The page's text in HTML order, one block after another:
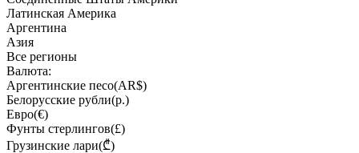
Латинская Америка
Аргентина
Азия
Все регионы
Валюта:
Аргентинские песо(AR$)
Белорусские рубли(р.)
Евро(€)
Фунты стерлингов(£)
Грузинские лари(₾)